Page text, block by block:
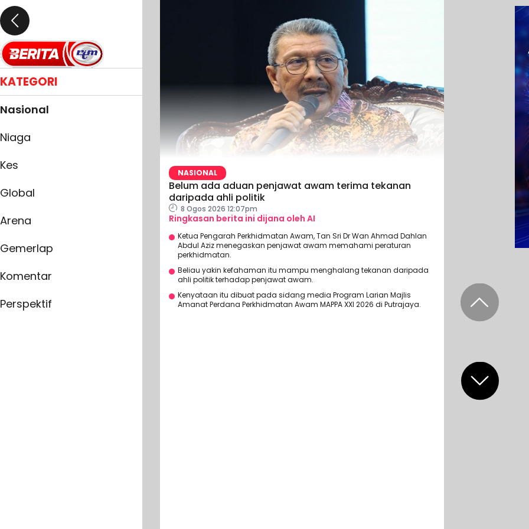
KATEGORI
Nasional
Niaga
Kes
Global
Arena
Gemerlap
Komentar
Perspektif
NASIONAL
Belum ada aduan penjawat awam terima tekanan
daripada ahli politik
8 Ogos 2026 12:07pm
Ringkasan berita ini dijana oleh AI
Ketua Pengarah Perkhidmatan Awam, Tan Sri Dr Wan Ahmad Dahlan
Abdul Aziz menegaskan penjawat awam memahami peraturan
perkhidmatan.
Beliau yakin kefahaman itu mampu menghalang tekanan daripada
ahli politik terhadap penjawat awam.
Kenyataan itu dibuat pada sidang media Program Larian Majlis
Amanat Perdana Perkhidmatan Awam MAPPA XXI 2026 di Putrajaya.